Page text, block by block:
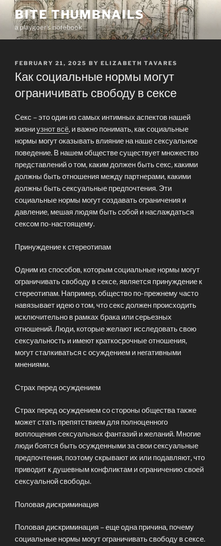
Skip
content
BITE THUMBNAILS
a playgoer's notebook
POSTED
ON
FEBRUARY 21, 2025 BY ELIZABETH TAVARES
Как социальные нормы могут
ограничивать свободу в сексе
Секс – это один из самых интимных аспектов нашей
жизниузнот всё, и важно понимать, как социальные
нормы могут оказывать влияние на наше сексуальное
поведение. В нашем обществе существует множество
представлений о том, каким должен быть секс, какими
должны быть отношения между партнерами, какими
должны быть сексуальные предпочтения. Эти
социальные нормы могут создавать ограничения и
давление, мешая людям быть собой и наслаждаться
сексом по-настоящему.
Принуждение к стереотипам
Одним из способов, которым социальные нормы могут
ограничивать свободу в сексе, является принуждение к
стереотипам. Например, общество по-прежнему часто
навязывает идею о том, что секс должен происходить
исключительно в рамках брака или серьезных
отношений. Люди, которые желают исследовать свою
сексуальность и имеют краткосрочные отношения,
могут сталкиваться с осуждением и негативными
мнениями.
Страх перед осуждением
Страх перед осуждением со стороны общества также
может стать препятствием для полноценного
воплощения сексуальных фантазий и желаний. Многие
люди боятся быть осужденными за свои сексуальные
предпочтения, поэтому скрывают их или подавляют, что
приводит к душевным конфликтам и ограничению своей
сексуальной свободы.
Половая дискриминация
Половая дискриминация – еще одна причина, почему
социальные нормы могут ограничивать свободу в сексе.